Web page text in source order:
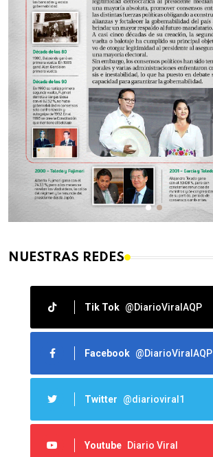
NUESTRAS REDES
Tik Tok @DiarioViralAQP
Facebook @DiarioViralAQP
Twitter @diarioviral1
Youtube Diario Viral